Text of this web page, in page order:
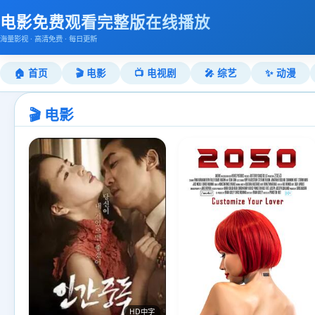
电影免费观看完整版在线播放
海量影视 · 高清免费 · 每日更新
🏠 首页 🎬 电影 📺 电视剧 🎤 综艺 ✨ 动漫
🎬 电影
HD中字